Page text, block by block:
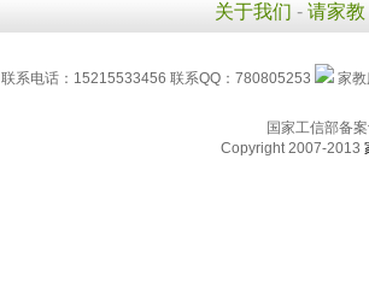
关于我们 - 请家教
联系电话：15215533456 联系QQ：780805253 家
国家工信部备
Copyright 2007-2013